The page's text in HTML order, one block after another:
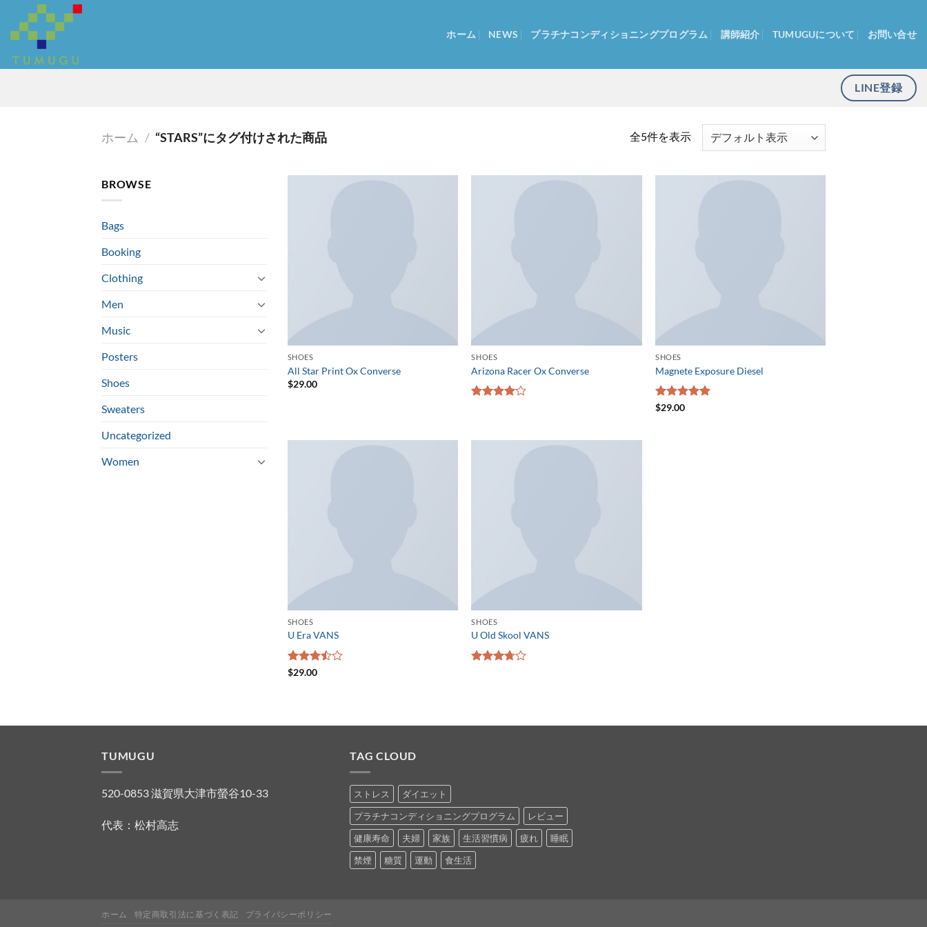
content
ホーム NEWS プラチナコンディショニングプログラム 講師紹介 TUMUGUについて お問い合せ
LINE登録
ホーム / “STARS”にタグ付けされた商品 全5件を表示
BROWSE
Bags
Booking
Clothing
Men
Music
Posters
Shoes
Sweaters
Uncategorized
Women
SHOES
All Star Print Ox Converse
$29.00
SHOES
Arizona Racer Ox Converse
SHOES
Magnete Exposure Diesel
5段階中
$29.00
SHOES
U Era VANS
5段階中
$29.00
SHOES
U Old Skool VANS
TUMUGU
520-0853 滋賀県大津市螢谷10-33
代表：松村高志
TAG CLOUD
ストレス
ダイエット
プラチナコンディショニングプログラム
レビュー
健康寿命
夫婦 家族 生活習慣病 疲れ
睡眠
禁煙
糖質 運動 食生活
ホーム 特定商取引法に基づく表記 プライバシーポリシー